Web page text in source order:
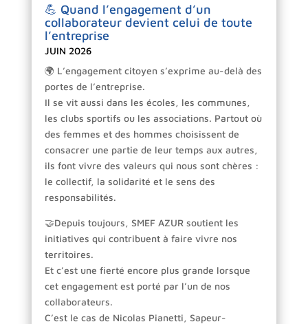
💪 Quand l’engagement d’un
collaborateur devient celui de toute
l’entreprise
JUIN 2026
🌍 L’engagement citoyen s’exprime au-delà des
portes de l’entreprise.
Il se vit aussi dans les écoles, les communes,
les clubs sportifs ou les associations. Partout où
des femmes et des hommes choisissent de
consacrer une partie de leur temps aux autres,
ils font vivre des valeurs qui nous sont chères :
le collectif, la solidarité et le sens des
responsabilités.
🤝Depuis toujours, SMEF AZUR soutient les
initiatives qui contribuent à faire vivre nos
territoires.
Et c’est une fierté encore plus grande lorsque
cet engagement est porté par l’un de nos
collaborateurs.
C’est le cas de Nicolas Pianetti, Sapeur-